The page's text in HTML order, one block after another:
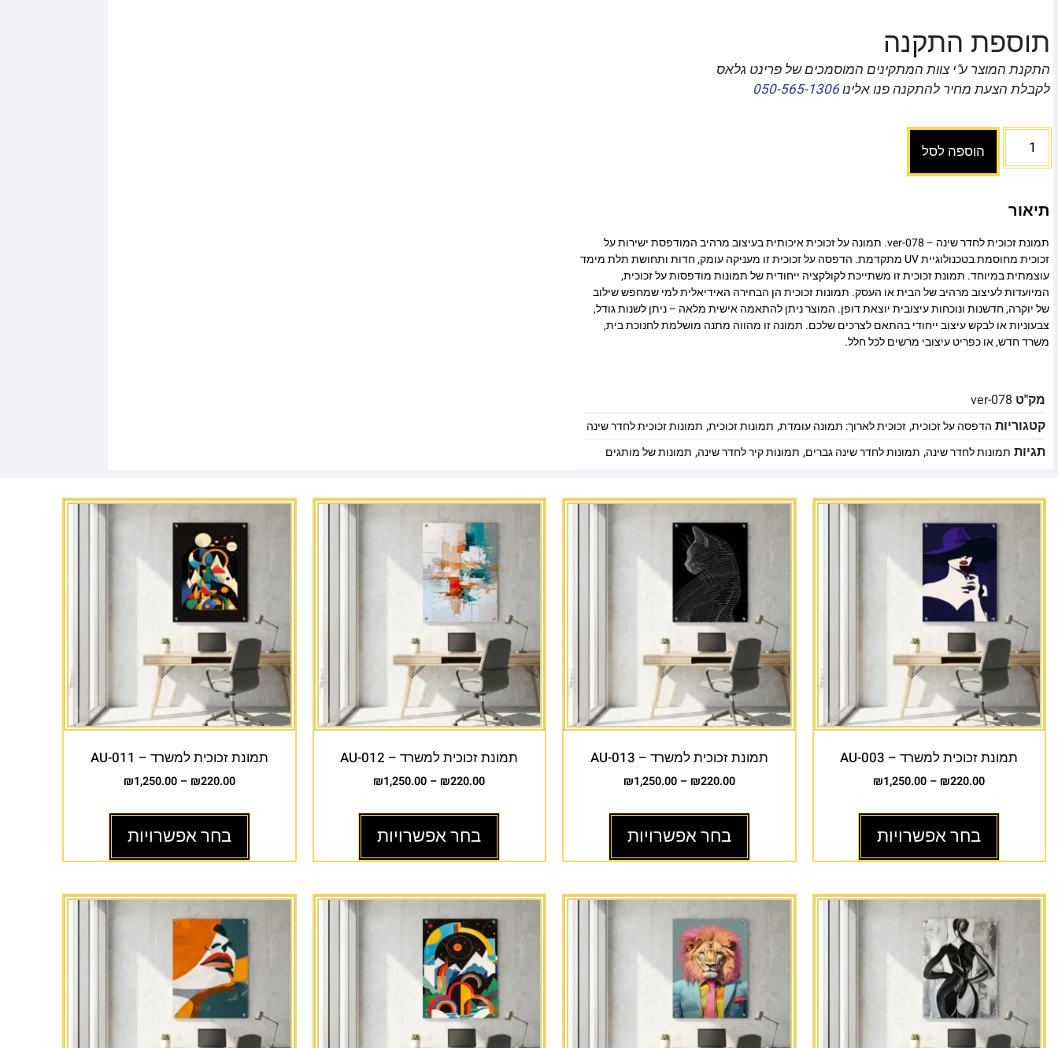
תוספת התקנה
התקנת המוצר ע"י צוות המתקינים המוסמכים של פרינט גלאס
לקבלת הצעת מחיר להתקנה פנו אלינו050-565-1306
הוספה לסל
תיאור
תמונת זכוכית לחדר שינה – ver-078. תמונה על זכוכית איכותית בעיצוב מרהיב המודפסת ישירות על
זכוכית מחוסמת בטכנולוגיית UV מתקדמת. הדפסה על זכוכית זו מעניקה עומק, חדות ותחושת תלת מימד
עוצמתית במיוחד. תמונת זכוכית זו משתייכת לקולקציה ייחודית של תמונות מודפסות על זכוכית,
המיועדות לעיצוב מרהיב של הבית או העסק. תמונות זכוכית הן הבחירה האידיאלית למי שמחפש שילוב
של יוקרה, חדשנות ונוכחות עיצובית יוצאת דופן. המוצר ניתן להתאמה אישית מלאה – ניתן לשנות גודל,
צבעוניות או לבקש עיצוב ייחודי בהתאם לצרכים שלכם. תמונה זו מהווה מתנה מושלמת לחנוכת בית,
משרד חדש, או כפריט עיצובי מרשים לכל חלל.
מק"ט ver-078
קטגוריות הדפסה על זכוכית,זכוכית לארוך: תמונה עומדת, תמונות זכוכית, תמונות זכוכית לחדר שינה
תגיות תמונות לחדר שינה, תמונות לחדר שינה גברים, תמונות קיר לחדר שינה, תמונות של מותגים
תמונת זכוכית למשרד – AU-003
₪220.00
–
₪1,250.00
בחר אפשרויות
תמונת זכוכית למשרד – AU-013
₪220.00
–
₪1,250.00
בחר אפשרויות
תמונת זכוכית למשרד – AU-012
₪220.00
–
₪1,250.00
בחר אפשרויות
תמונת זכוכית למשרד – AU-011
₪220.00
–
₪1,250.00
בחר אפשרויות